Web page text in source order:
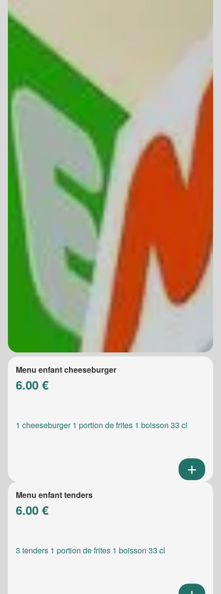
Menu enfant cheeseburger
6.00 €
1 cheeseburger 1 portion de frites 1 boisson 33 cl
Menu enfant tenders
6.00 €
3 tenders 1 portion de frites 1 boisson 33 cl